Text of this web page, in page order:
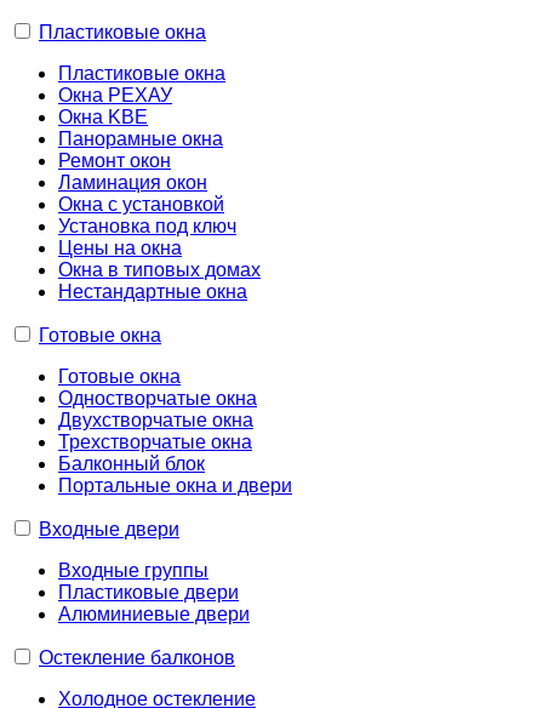
Пластиковые окна
Пластиковые окна
Окна РЕХАУ
Окна KBE
Панорамные окна
Ремонт окон
Ламинация окон
Окна с установкой
Установка под ключ
Цены на окна
Окна в типовых домах
Нестандартные окна
Готовые окна
Готовые окна
Одностворчатые окна
Двухстворчатые окна
Трехстворчатые окна
Балконный блок
Портальные окна и двери
Входные двери
Входные группы
Пластиковые двери
Алюминиевые двери
Остекление балконов
Холодное остекление